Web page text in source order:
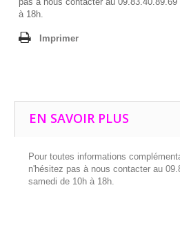
à 18h.
Imprimer
EN SAVOIR PLUS
Pour toutes informations
n'hésitez pas à nous contacter au
samedi de 10h à 18h.